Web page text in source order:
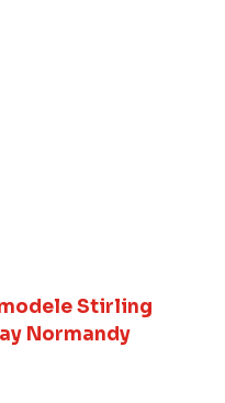
Stirling
Normandy